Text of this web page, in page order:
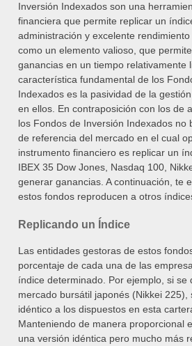
Inversión Indexados son una
financiera que permite replicar un
administración y excelente
como un elemento valioso, que
ganancias en un tiempo relativamente
característica fundamental de los
Indexados es la pasividad de la
en ellos. En contraposición con los de
los Fondos de Inversión Indexados no
de referencia del mercado en el cual
instrumento financiero es replicar un
IBEX 35 Dow Jones, Nasdaq 100,
generar ganancias. A continuación, te
estos fondos reproducen a otros
Replicando un Índice
Las entidades gestoras de estos
porcentaje de cada una de las
índice determinado. Por ejemplo, si se
mercado bursátil japonés (Nikkei 225),
idéntico a los dispuestos en esta
Manteniendo de manera proporcional
una versión idéntica pero mucho más